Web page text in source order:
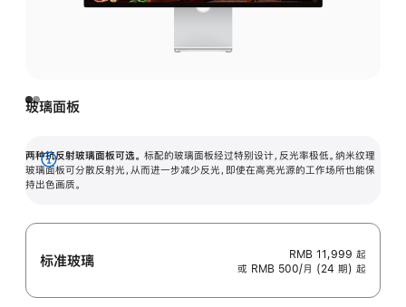
玻璃面板
两种抗反射玻璃面板可选。 标配的玻璃面板经过特别设计，反光率极低。纳米纹理
玻璃面板可分散反射光，从而进一步减少反光，即使在高亮光源的工作场所也能保
持出色画质。
展
开
标准玻璃 RMB 11,999 起
或 RMB 500/月 (24 期) 起